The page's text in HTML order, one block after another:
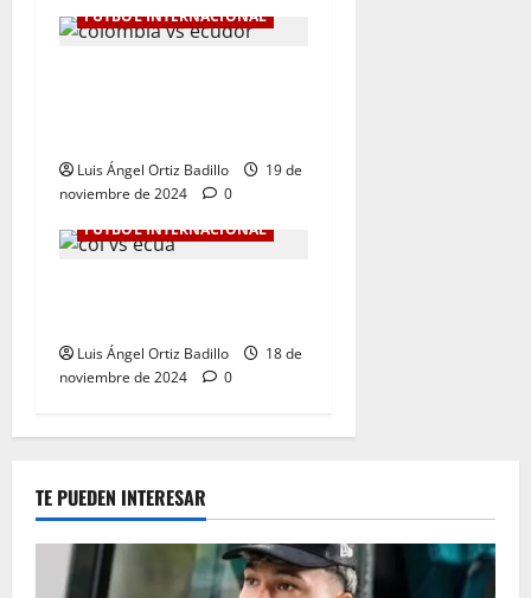
FÚTBOL INTERNACIONAL
Luis Ángel Ortiz Badillo
19 de
noviembre de 2024
0
FÚTBOL INTERNACIONAL
Luis Ángel Ortiz Badillo
18 de
noviembre de 2024
0
TE PUEDEN INTERESAR